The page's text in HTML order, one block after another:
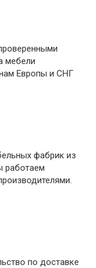
мебели
Европы и СНГ
фабрик из
работаем
по доставке